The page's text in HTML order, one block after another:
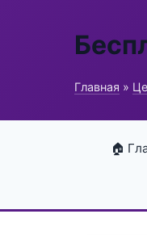
Главная »
🏠